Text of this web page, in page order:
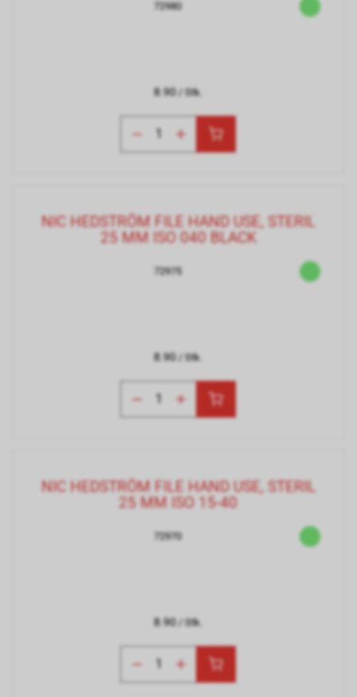
72980
8.90/ Stk.
NIC HEDSTRÖM FILE HAND USE, STERIL
25 MM ISO 040 BLACK
72975
8.90/ Stk.
NIC HEDSTRÖM FILE HAND USE, STERIL
25 MM ISO 15-40
72970
8.90/ Stk.